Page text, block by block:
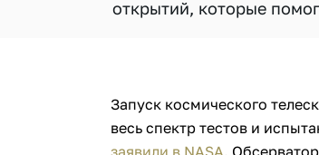
открытий, которые
Запуск космического
весь спектр тестов и
заявили в NASA.